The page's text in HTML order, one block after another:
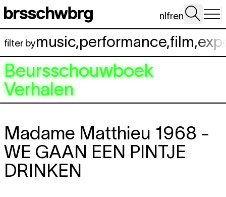
Skip to main content
nlfren
filter bymusic,performance,film,
Beursschouwboek
Verhalen
Madame Matthieu 1968 -
WE GAAN EEN PINTJE
DRINKEN